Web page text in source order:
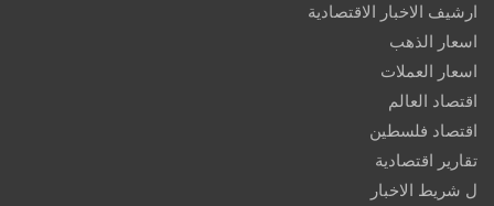
ارشيف الاخبار الاقتصادية
اسعار الذهب
اسعار العملات
اقتصاد العالم
اقتصاد فلسطين
تقارير اقتصادية
ل شريط الاخبار